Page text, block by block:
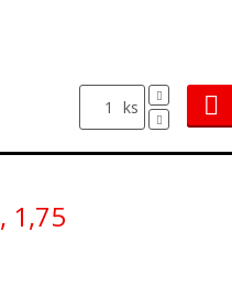
ks
, 1,75